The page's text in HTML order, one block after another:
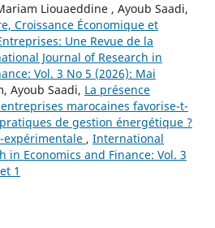
Liouaeddine , Ayoub Saadi,
Croissance Économique et
Une Revue de la
Journal of Research in
Vol. 3 No 5 (2026): Mai
Ayoub Saadi, La présence
marocaines favorise-t-
de gestion énergétique ?
expérimentale , International
in Economics and Finance: Vol. 3
1